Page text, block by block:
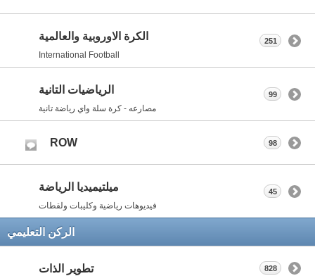
الكرة الاوروبية والعالمية
International Football
251
الرياضيات التانية
مصارعه - كرة سلة واي رياضة تانية
99
ROW 98
ميلتيميديا الرياضة
فيديوهات رياضية وكليبات ولقطات
45
الركن التعليمي
تطوير الذات 828